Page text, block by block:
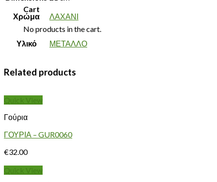
Cart
No products in the cart.
Χρώμα ΛΑΧΑΝΙ
Υλικό ΜΕΤΑΛΛΟ
Related products
Quick View
Γούρια
ΓΟΥΡΙΑ – GUR0060
€32.00
Quick View